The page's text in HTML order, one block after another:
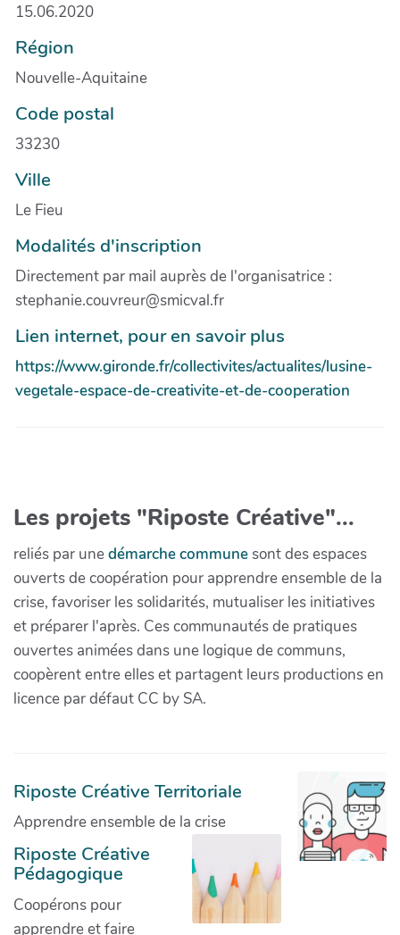
15.06.2020
Région
Nouvelle-Aquitaine
Code postal
33230
Ville
Le Fieu
Modalités d'inscription
Directement par mail auprès de l'organisatrice :
stephanie.couvreur@smicval.fr
Lien internet, pour en savoir plus
https://www.gironde.fr/collectivites/actualites/lusine-
vegetale-espace-de-creativite-et-de-cooperation
Les projets "Riposte Créative"...
reliés par unedémarche communesont des espaces
ouverts de coopération pour apprendre ensemble de la
crise, favoriser les solidarités, mutualiser les initiatives
et préparer l'après. Ces communautés de pratiques
ouvertes animées dans une logique de communs,
coopèrent entre elles et partagent leurs productions en
licence par défaut CC by SA.
Riposte Créative Territoriale
Apprendre ensemble de la crise
Riposte Créative
Pédagogique
Coopérons pour
apprendre et faire